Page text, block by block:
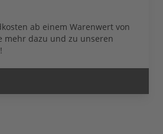
ab einem Warenwert von
mehr dazu und zu unseren